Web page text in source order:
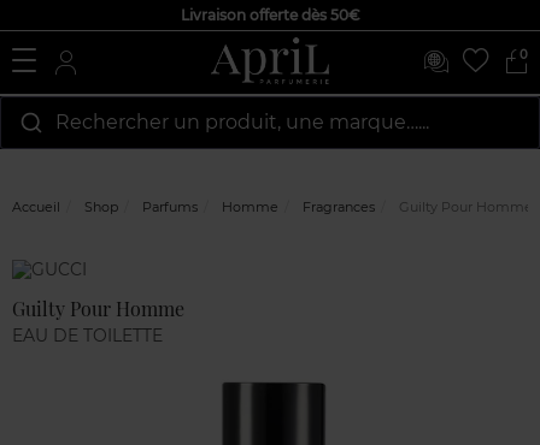
Livraison offerte dès 50€
0
Rechercher un produit, une marque…...
Accueil Shop Parfums Homme Fragrances Guilty Pour Homme
Marque
Guilty Pour Homme
EAU DE TOILETTE